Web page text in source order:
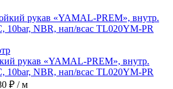
рукав «YAMAL-PREM», внутр.
10bar, NBR, нап/всас TL020YM-PR
₽ / м